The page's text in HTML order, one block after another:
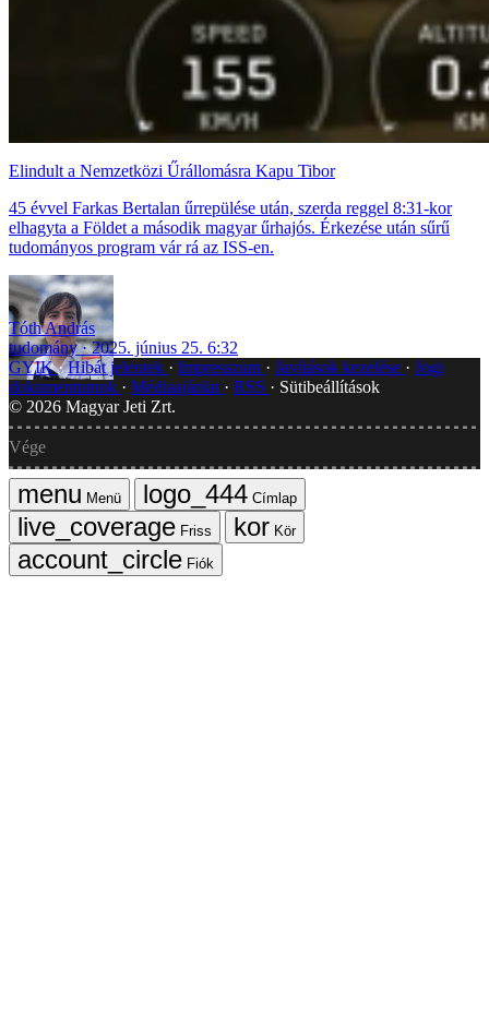
Elindult a Nemzetközi Űrállomásra Kapu Tibor
45 évvel Farkas Bertalan űrrepülése után, szerda reggel 8:31-kor
elhagyta a Földet a második magyar űrhajós. Érkezése után sűrű
tudományos program vár rá az ISS-en.
Tóth András
tudomány
2025. június 25. 6:32
GYIK Hibát jelentek Impresszum Javítások kezelése
Jogi
dokumentumok
Médiaajánlat RSS
Sütibeállítások
© 2026 Magyar Jeti Zrt.
Vége
Menü
Címlap
Friss
Kör
Fiók